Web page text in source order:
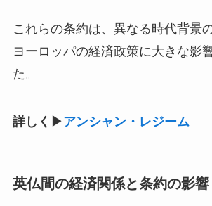
これらの条約は、異なる時代背景
ヨーロッパの経済政策に大きな影
た。
詳しく▶︎アンシャン・レジーム
英仏間の経済関係と条約の影響